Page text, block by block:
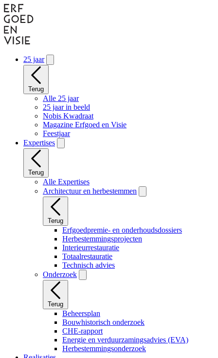
Naar
hoofdinhoud
gaan
25 jaar
Terug
Alle 25 jaar
25 jaar in beeld
Nobis Kwadraat
Magazine Erfgoed en Visie
Feestjaar
Expertises
Terug
Alle Expertises
Architectuur en herbestemmen
Terug
Erfgoedpremie- en onderhoudsdossiers
Herbestemmingsprojecten
Interieurrestauratie
Totaalrestauratie
Technisch advies
Onderzoek
Terug
Beheersplan
Bouwhistorisch onderzoek
CHE-rapport
Energie en verduurzamingsadvies (EVA)
Herbestemmingsonderzoek